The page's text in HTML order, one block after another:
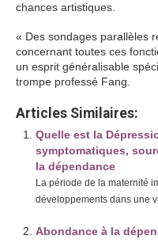
chances artistiques.
« Des sondages parallèles
concernant toutes ces
un esprit généralisable
trompe professé Fang.
Articles Similaires:
Quelle est la
symptomatiques,
la dépendance
La période de la maternité
développements dans une
Abondance à la